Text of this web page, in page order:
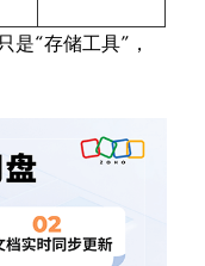
是“存储工具”，